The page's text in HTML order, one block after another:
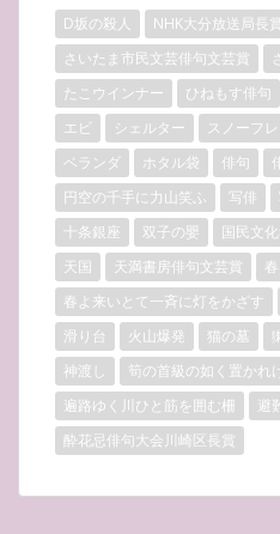
D坂の殺人 NHK大分放送局長
さいたま市民文芸俳句文芸賞
たこウインナー
ひねもす俳句
エビ
シェルター スノーフ
ベランダ
ホタル袋 俳句
円空の千手に力山笑ふ
写俳
十条銀座
双子の嬰 国民文
天国
天満書房俳句文芸賞
春よ来いとて一斉に灯をかざす
滑り台
火山爆発 猫の墓
神渡し
筍の首級の如く置かれ
遍路ゆく川ひと筋を囲む柵
避
酔花忌俳句大会川崎区長賞